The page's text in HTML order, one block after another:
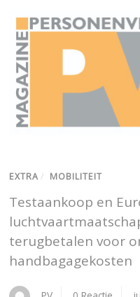
EXTRA / MOBILITEIT
Testaankoop en
terugbetalen voor
handbagagekosten